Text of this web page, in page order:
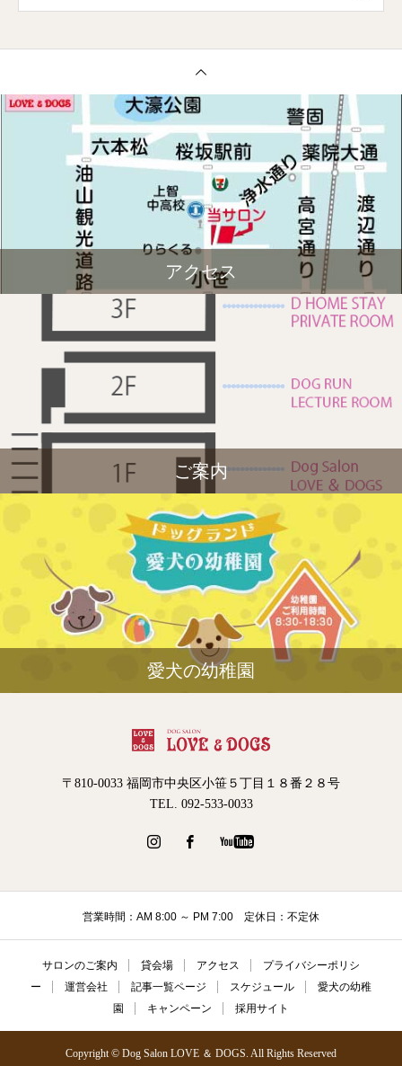
アクセス
ご案内
愛犬の幼稚園
〒810-0033 福岡市中央区小笹５丁目１８番２８号
TEL. 092-533-0033
営業時間：AM 8:00 ～ PM 7:00 定休日：不定休
サロンのご案内 貸会場 アクセス
プライバシーポリシ
ー
運営会社 記事一覧ページ スケジュール
愛犬の幼稚
園
キャンペーン 採用サイト
Copyright © Dog Salon LOVE ＆ DOGS. All Rights Reserved